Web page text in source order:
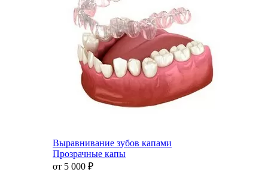
Выравнивание зубов капами
Прозрачные капы
от 5 000 ₽